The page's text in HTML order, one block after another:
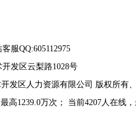
服QQ:605112975
发区云梨路1028号
发区人力资源有限公司 版权所有
高1239.0万次； 当前4207人在线